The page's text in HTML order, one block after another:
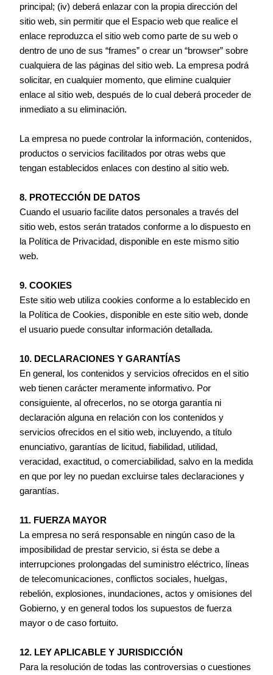
principal; (iv) deberá enlazar con la propia dirección del
sitio web, sin permitir que el Espacio web que realice el
enlace reproduzca el sitio web como parte de su web o
dentro de uno de sus “frames” o crear un “browser” sobre
cualquiera de las páginas del sitio web. La empresa podrá
solicitar, en cualquier momento, que elimine cualquier
enlace al sitio web, después de lo cual deberá proceder de
inmediato a su eliminación.
La empresa no puede controlar la información, contenidos,
productos o servicios facilitados por otras webs que
tengan establecidos enlaces con destino al sitio web.
8. PROTECCIÓN DE DATOS
Cuando el usuario facilite datos personales a través del
sitio web, estos serán tratados conforme a lo dispuesto en
la Política de Privacidad, disponible en este mismo sitio
web.
9. COOKIES
Este sitio web utiliza cookies conforme a lo establecido en
la Política de Cookies, disponible en este sitio web, donde
el usuario puede consultar información detallada.
10. DECLARACIONES Y GARANTÍAS
En general, los contenidos y servicios ofrecidos en el sitio
web tienen carácter meramente informativo. Por
consiguiente, al ofrecerlos, no se otorga garantía ni
declaración alguna en relación con los contenidos y
servicios ofrecidos en el sitio web, incluyendo, a título
enunciativo, garantías de licitud, fiabilidad, utilidad,
veracidad, exactitud, o comerciabilidad, salvo en la medida
en que por ley no puedan excluirse tales declaraciones y
garantías.
11. FUERZA MAYOR
La empresa no será responsable en ningún caso de la
imposibilidad de prestar servicio, si ésta se debe a
interrupciones prolongadas del suministro eléctrico, líneas
de telecomunicaciones, conflictos sociales, huelgas,
rebelión, explosiones, inundaciones, actos y omisiones del
Gobierno, y en general todos los supuestos de fuerza
mayor o de caso fortuito.
12. LEY APLICABLE Y JURISDICCIÓN
Para la resolución de todas las controversias o cuestiones